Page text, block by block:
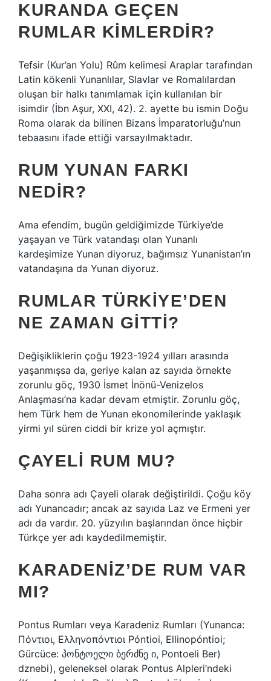
KURANDA GEÇEN
RUMLAR KIMLERDIR?
Tefsir (Kur’an Yolu) Rûm kelimesi Araplar tarafından
Latin kökenli Yunanlılar, Slavlar ve Romalılardan
oluşan bir halkı tanımlamak için kullanılan bir
isimdir (İbn Aşur, XXI, 42). 2. ayette bu ismin Doğu
Roma olarak da bilinen Bizans İmparatorluğu’nun
tebaasını ifade ettiği varsayılmaktadır.
RUM YUNAN FARKI
NEDIR?
Ama efendim, bugün geldiğimizde Türkiye’de
yaşayan ve Türk vatandaşı olan Yunanlı
kardeşimize Yunan diyoruz, bağımsız Yunanistan’ın
vatandaşına da Yunan diyoruz.
RUMLAR TÜRKIYE’DEN
NE ZAMAN GITTI?
Değişikliklerin çoğu 1923-1924 yılları arasında
yaşanmışsa da, geriye kalan az sayıda örnekte
zorunlu göç, 1930 İsmet İnönü-Venizelos
Anlaşması’na kadar devam etmiştir. Zorunlu göç,
hem Türk hem de Yunan ekonomilerinde yaklaşık
yirmi yıl süren ciddi bir krize yol açmıştır.
ÇAYELI RUM MU?
Daha sonra adı Çayeli olarak değiştirildi. Çoğu köy
adı Yunancadır; ancak az sayıda Laz ve Ermeni yer
adı da vardır. 20. yüzyılın başlarından önce hiçbir
Türkçe yer adı kaydedilmemiştir.
KARADENIZ’DE RUM VAR
MI?
Pontus Rumları veya Karadeniz Rumları (Yunanca:
Πόντιοι, Ελληνοπόντιοι Póntioi, Ellinopóntioi;
Gürcüce: პონტოელი ბერძნე ი, Pontoeli Ber)
dznebi), geleneksel olarak Pontus Alpleri’ndeki